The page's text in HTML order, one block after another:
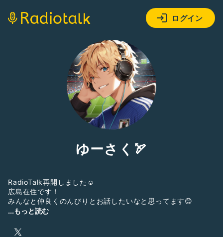
ログイン
ゆーさく🏹
RadioTalk再開しました☺️
広島在住です！
みんなと仲良くのんびりとお話したいなと思ってます😊
好きな事🫶
...もっと読む